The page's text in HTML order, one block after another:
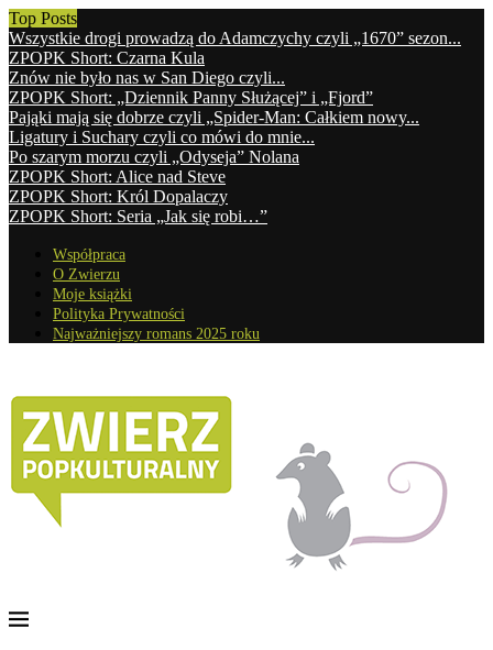
Top Posts
Wszystkie drogi prowadzą do Adamczychy czyli „1670” sezon...
ZPOPK Short: Czarna Kula
Znów nie było nas w San Diego czyli...
ZPOPK Short: „Dziennik Panny Służącej” i „Fjord”
Pająki mają się dobrze czyli „Spider-Man: Całkiem nowy...
Ligatury i Suchary czyli co mówi do mnie...
Po szarym morzu czyli „Odyseja” Nolana
ZPOPK Short: Alice nad Steve
ZPOPK Short: Król Dopalaczy
ZPOPK Short: Seria „Jak się robi…”
Współpraca
O Zwierzu
Moje książki
Polityka Prywatności
Najważniejszy romans 2025 roku